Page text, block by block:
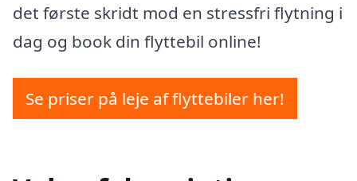
det første skridt mod en stressfri flytning i
dag og book din flyttebil online!
Se priser på leje af flyttebiler her!